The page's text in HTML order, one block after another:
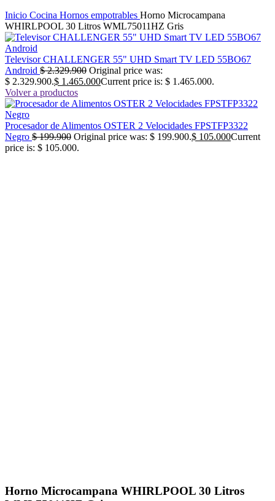
Inicio Cocina Hornos empotrables Horno Microcampana
WHIRLPOOL 30 Litros WML75011HZ Gris
Televisor CHALLENGER 55" UHD Smart TV LED 55BO67
Android $2.329.900 Original price was:
$ 2.329.900.$ 1.465.000Current price is: $ 1.465.000.
Volver a productos
Procesador de Alimentos OSTER 2 Velocidades FPSTFP3322
Negro $199.900 Original price was: $ 199.900.$ 105.000Current
price is: $ 105.000.
Horno Microcampana WHIRLPOOL 30 Litros